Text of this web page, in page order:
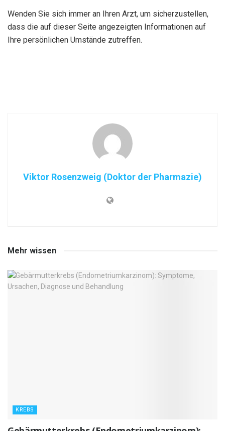
Wenden Sie sich immer an Ihren Arzt, um sicherzustellen,
dass die auf dieser Seite angezeigten Informationen auf
Ihre persönlichen Umstände zutreffen.
Viktor Rosenzweig (Doktor der Pharmazie)
Mehr wissen
KREBS